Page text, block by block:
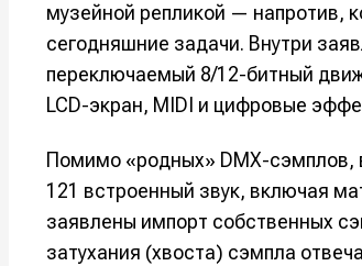
музейной репликой — напротив,
сегодняшние задачи. Внутри
переключаемый 8/12-битный
LCD-экран, MIDI и цифровые
Помимо «родных» DMX-
121 встроенный звук, включая
заявлены импорт собственных
затухания (хвоста) сэмпла